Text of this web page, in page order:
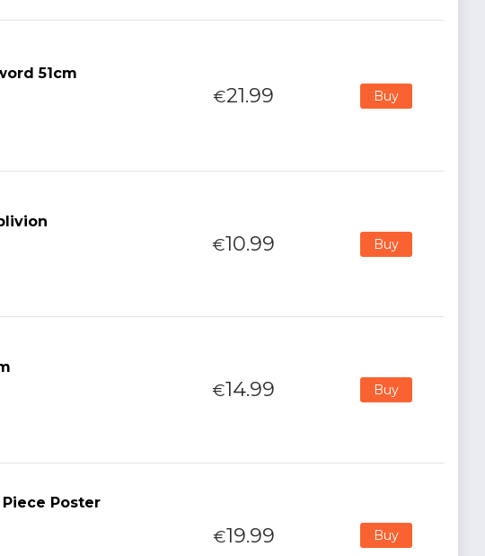
51cm
€21.99 Buy
€10.99 Buy
€14.99 Buy
Poster
€19.99 Buy